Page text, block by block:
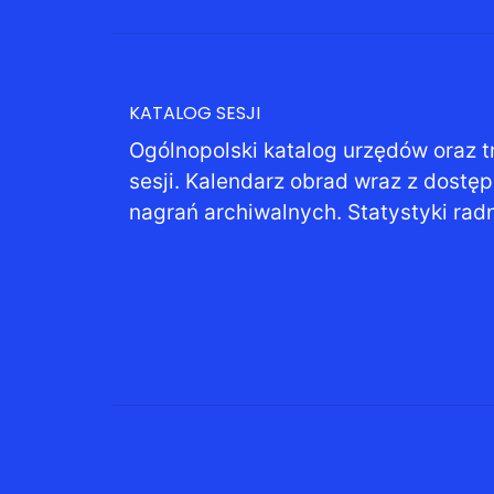
KATALOG SESJI
Ogólnopolski katalog urzędów oraz
sesji. Kalendarz obrad wraz z
nagrań archiwalnych. Statystyki